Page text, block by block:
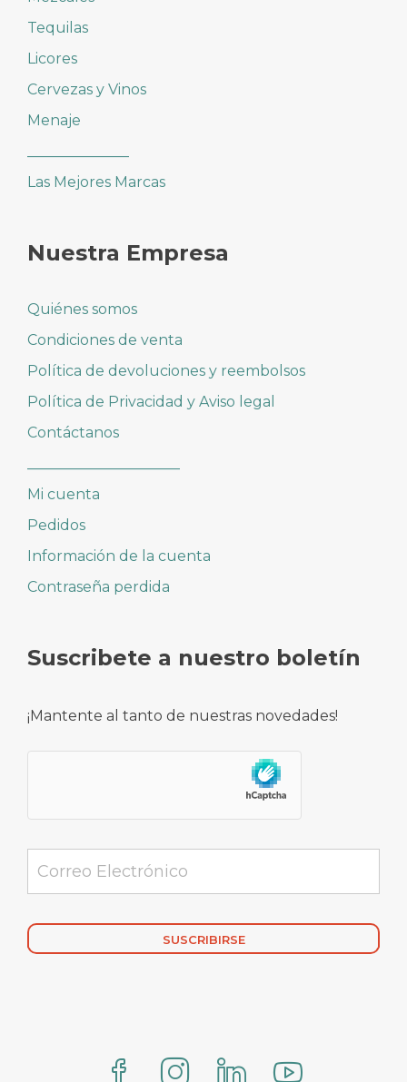
Tequilas
Licores
Cervezas y Vinos
Menaje
Las Mejores Marcas
Nuestra Empresa
Quiénes somos
Condiciones de venta
Política de devoluciones y reembolsos
Política de Privacidad y Aviso legal
Contáctanos
Mi cuenta
Pedidos
Información de la cuenta
Contraseña perdida
Suscribete a nuestro boletín
¡Mantente al tanto de nuestras novedades!